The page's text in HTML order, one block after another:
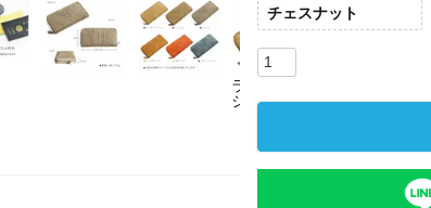
ライトベー
ジュ
チェスナット